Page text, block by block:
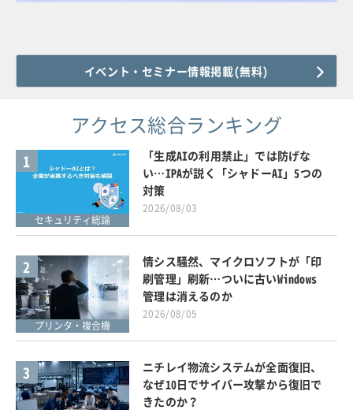
イベント・セミナー情報掲載(無料)
アクセス総合ランキング
1
セキュリティ総論
「生成AIの利用禁止」では防げな
い…IPAが説く「シャドーAI」5つの
対策
2026/08/03
2
プリンタ・複合機
情シス騒然、マイクロソフトが「印
刷管理」刷新…ついに古いWindows
管理は消えるのか
2026/08/05
3
ニチレイ物流システムが全面復旧、
なぜ10日でサイバー攻撃から復旧で
きたのか？